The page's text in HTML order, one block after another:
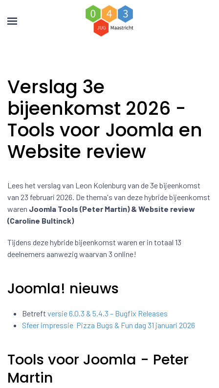
Verslag 3e
bijeenkomst 2026 -
Tools voor Joomla en
Website review
Lees het verslag van Leon Kolenburg van de 3e bijeenkomst
van 23 februari 2026. De thema's van deze hybride bijeenkomst
waren Joomla Tools (Peter Martin) & Website review
(Caroline Bultinck)
Tijdens deze hybride bijeenkomst waren er in totaal 13
deelnemers aanwezig waarvan 3 online!
Joomla! nieuws
Betreft versie 6.0.3 & 5.4.3 – Bugfix Releases
Sfeer impressie Pizza Bugs & Fun dag 31 januari 2026
Tools voor Joomla - Peter
Martin